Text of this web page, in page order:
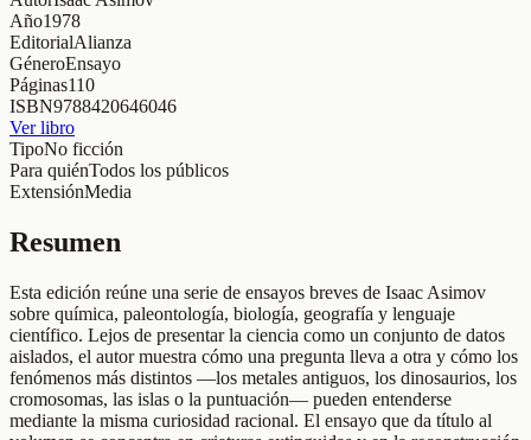
Año1978
EditorialAlianza
GéneroEnsayo
Páginas110
ISBN9788420646046
Ver libro
TipoNo ficción
Para quiénTodos los públicos
ExtensiónMedia
Resumen
Esta edición reúne una serie de ensayos breves de Isaac Asimov
sobre química, paleontología, biología, geografía y lenguaje
científico. Lejos de presentar la ciencia como un conjunto de datos
aislados, el autor muestra cómo una pregunta lleva a otra y cómo los
fenómenos más distintos —los metales antiguos, los dinosaurios, los
cromosomas, las islas o la puntuación— pueden entenderse
mediante la misma curiosidad racional. El ensayo que da título al